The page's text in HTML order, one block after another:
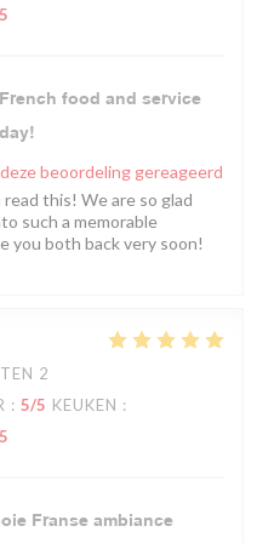
food and service
beoordeling gereageerd
this! We are so glad
such a memorable
you both back very soon!
2
: 5/5 KEUKEN :
Franse ambiance